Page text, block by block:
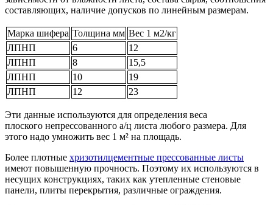
составляющих, наличие допусков по линейным размерам.
Марка шифера Толщина мм Вес 1 м2/кг
ЛПНП
6
12
ЛПНП
8
15,5
ЛПНП
10
19
ЛПНП
12 23
Эти данные используются для определения веса
плоского непрессованного а/ц листа любого размера. Для
этого надо умножить вес 1 м² на площадь.
Более плотные хризотилцементные прессованные листы
имеют повышенную прочность. Поэтому их используются в
несущих конструкциях, таких как утепленные стеновые
панели, плиты перекрытия, различные ограждения.